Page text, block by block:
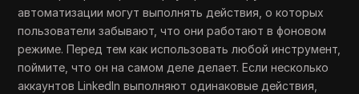
автоматизации могут выполнять действия, о которых
пользователи забывают, что они работают в фоновом
режиме. Перед тем как использовать любой инструмент,
поймите, что он на самом деле делает. Если несколько
аккаунтов LinkedIn выполняют одинаковые действия,